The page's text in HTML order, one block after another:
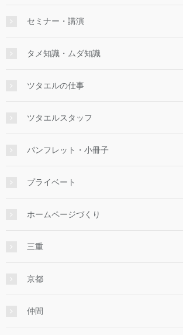
セミナー・講演
タメ知識・ムダ知識
ツタエルの仕事
ツタエルスタッフ
パンフレット・小冊子
プライベート
ホームページづくり
三重
京都
仲間